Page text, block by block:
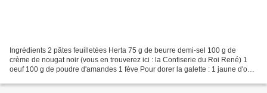
Ingrédients 2 pâtes feuilletées Herta 75 g de beurre demi-sel 100 g de
crème de nougat noir (vous en trouverez ici : la Confiserie du Roi René) 1
oeuf 100 g de poudre d'amandes 1 fève Pour dorer la galette : 1 jaune d'oeuf